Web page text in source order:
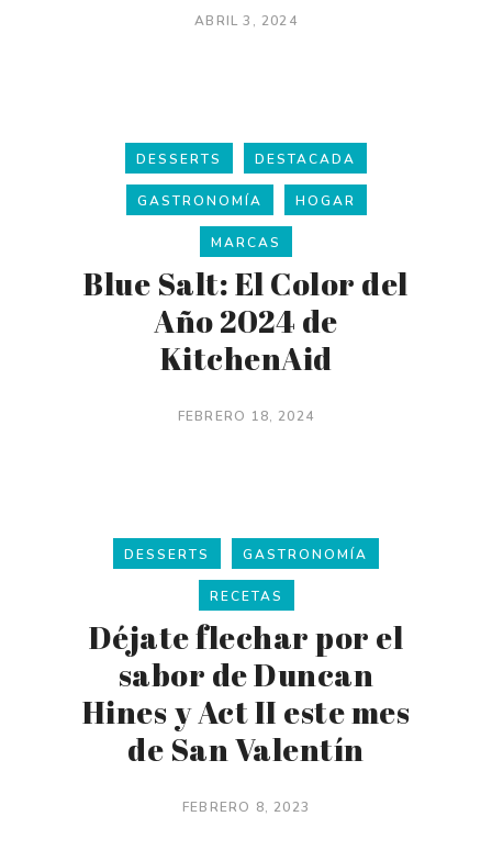
ABRIL 3, 2024
DESSERTS DESTACADA
GASTRONOMÍA HOGAR
MARCAS
Blue Salt: El Color del
Año 2024 de
KitchenAid
FEBRERO 18, 2024
DESSERTS GASTRONOMÍA
RECETAS
Déjate flechar por el
sabor de Duncan
Hines y Act II este mes
de San Valentín
FEBRERO 8, 2023